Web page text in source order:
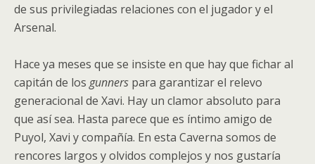
de sus privilegiadas relaciones con el jugador y el
Arsenal.
Hace ya meses que se insiste en que hay que fichar al
capitán de los gunners para garantizar el relevo
generacional de Xavi. Hay un clamor absoluto para
que así sea. Hasta parece que es íntimo amigo de
Puyol, Xavi y compañía. En esta Caverna somos de
rencores largos y olvidos complejos y nos gustaría